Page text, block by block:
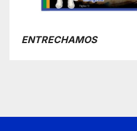
ENTRECHAMOS